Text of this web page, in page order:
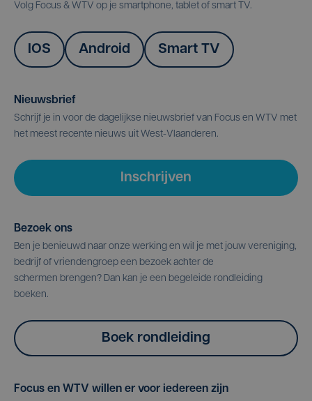
Volg Focus & WTV op je smartphone, tablet of smart TV.
IOS Android Smart TV
Nieuwsbrief
Schrijf je in voor de dagelijkse nieuwsbrief van Focus en WTV met
het meest recente nieuws uit West-Vlaanderen.
Inschrijven
Bezoek ons
Ben je benieuwd naar onze werking en wil je met jouw vereniging,
bedrijf of vriendengroep een bezoek achter de
schermen brengen? Dan kan je een begeleide rondleiding
boeken.
Boek rondleiding
Focus en WTV willen er voor iedereen zijn